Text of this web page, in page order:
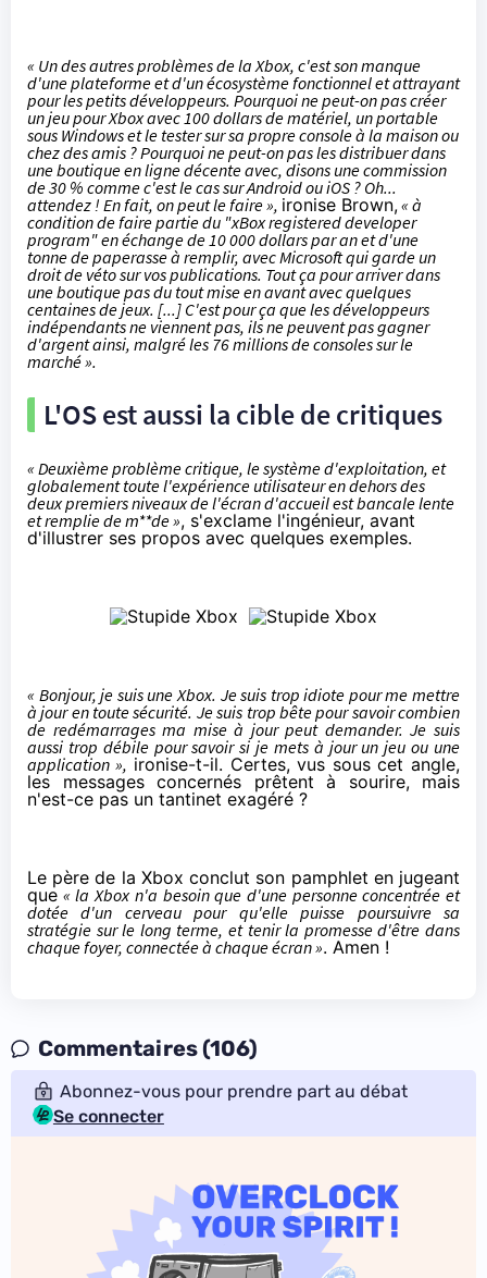
« Un des autres problèmes de la Xbox, c'est son manque
d'une plateforme et d'un écosystème fonctionnel et attrayant
pour les petits développeurs. Pourquoi ne peut-on pas créer
un jeu pour Xbox avec 100 dollars de matériel, un portable
sous Windows et le tester sur sa propre console à la maison ou
chez des amis ? Pourquoi ne peut-on pas les distribuer dans
une boutique en ligne décente avec, disons une commission
de 30 % comme c'est le cas sur Android ou iOS ? Oh...
attendez ! En fait, on peut le faire », ironise Brown,« à
condition de faire partie du "xBox registered developer
program" en échange de 10 000 dollars par an et d'une
tonne de paperasse à remplir, avec Microsoft qui garde un
droit de véto sur vos publications. Tout ça pour arriver dans
une boutique pas du tout mise en avant avec quelques
centaines de jeux. [...] C'est pour ça que les développeurs
indépendants ne viennent pas, ils ne peuvent pas gagner
d'argent ainsi, malgré les 76 millions de consoles sur le
marché ».
L'OS est aussi la cible de critiques
« Deuxième problème critique, le système d'exploitation, et
globalement toute l'expérience utilisateur en dehors des
deux premiers niveaux de l'écran d'accueil est bancale lente
et remplie de m**de », s'exclame l'ingénieur, avant
d'illustrer ses propos avec quelques exemples.
« Bonjour, je suis une Xbox. Je suis trop idiote pour me mettre
à jour en toute sécurité. Je suis trop bête pour savoir combien
de redémarrages ma mise à jour peut demander. Je suis
aussi trop débile pour savoir si je mets à jour un jeu ou une
application », ironise-t-il. Certes, vus sous cet angle,
les messages concernés prêtent à sourire, mais
n'est-ce pas un tantinet exagéré ?
Le père de la Xbox conclut son pamphlet en jugeant
que « la Xbox n'a besoin que d'une personne concentrée et
dotée d'un cerveau pour qu'elle puisse poursuivre sa
stratégie sur le long terme, et tenir la promesse d'être dans
chaque foyer, connectée à chaque écran ». Amen !
Commentaires (106)
Abonnez-vous pour prendre part au débat
Se connecter